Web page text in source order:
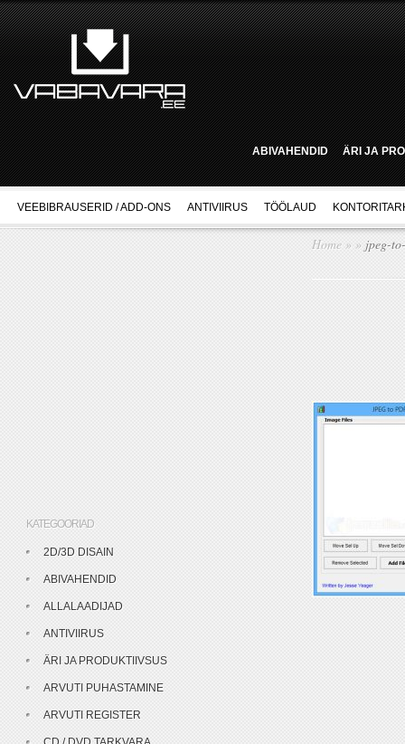
ABIVAHENDID ÄRI JA
VEEBIBRAUSERID / ADD-ONS ANTIVIIRUS TÖÖLAUD
Home » » jpeg-
KATEGOORIAD
2D/3D DISAIN
ABIVAHENDID
ALLALAADIJAD
ANTIVIIRUS
ÄRI JA PRODUKTIIVSUS
ARVUTI PUHASTAMINE
ARVUTI REGISTER